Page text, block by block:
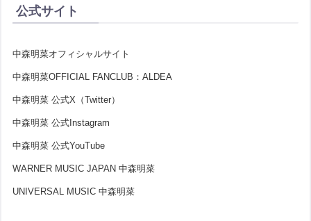
公式サイト
中森明菜オフィシャルサイト
中森明菜OFFICIAL FANCLUB：ALDEA
中森明菜 公式X（Twitter）
中森明菜 公式Instagram
中森明菜 公式YouTube
WARNER MUSIC JAPAN 中森明菜
UNIVERSAL MUSIC 中森明菜